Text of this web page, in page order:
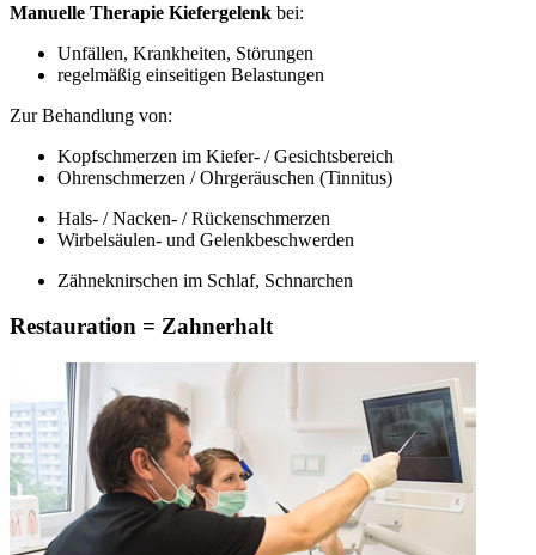
Manuelle Therapie Kiefergelenk bei:
Unfällen, Krankheiten, Störungen
regelmäßig einseitigen Belastungen
Zur Behandlung von:
Kopfschmerzen im Kiefer- / Gesichtsbereich
Ohrenschmerzen / Ohrgeräuschen (Tinnitus)
Hals- / Nacken- / Rückenschmerzen
Wirbelsäulen- und Gelenkbeschwerden
Zähneknirschen im Schlaf, Schnarchen
Restauration = Zahnerhalt